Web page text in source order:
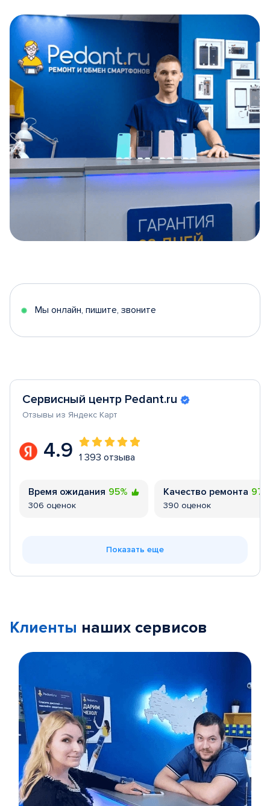
5
Мы онлайн, пишите, звоните
Сервисный центр Pedant.ru
Отзывы из Яндекс Карт
4.9 1 393 отзыва
Время ожидания 95%
306 оценок
Качество ремонта
390 оценок
Показать еще
Клиенты наших сервисов